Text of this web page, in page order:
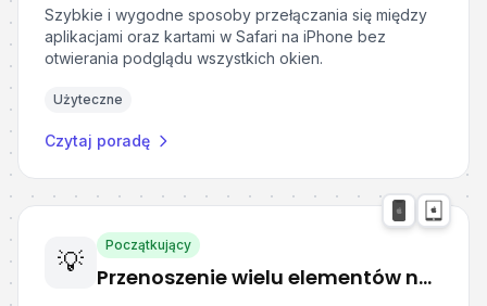
Szybkie i wygodne sposoby przełączania się między
aplikacjami oraz kartami w Safari na iPhone bez
otwierania podglądu wszystkich okien.
Użyteczne
Czytaj poradę
💡
Początkujący
Przenoszenie wielu elementów na raz w iPhone i iPad